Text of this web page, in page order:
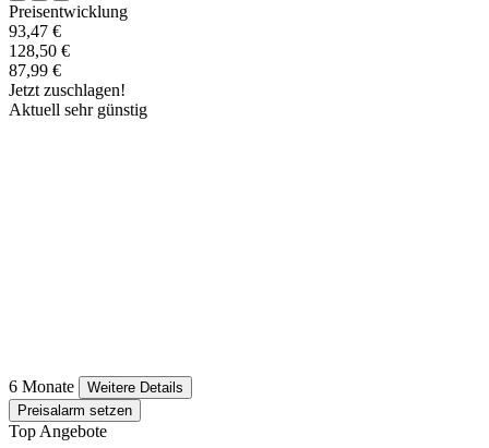
Preisentwicklung
93,47 €
128,50 €
87,99 €
Jetzt zuschlagen!
Aktuell sehr günstig
6 Monate
Weitere Details
Preisalarm setzen
Top Angebote